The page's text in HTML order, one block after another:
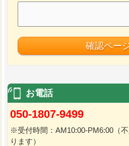
お電話
050-1807-9499
※受付時間：AM10:00-PM6:00（
ります）